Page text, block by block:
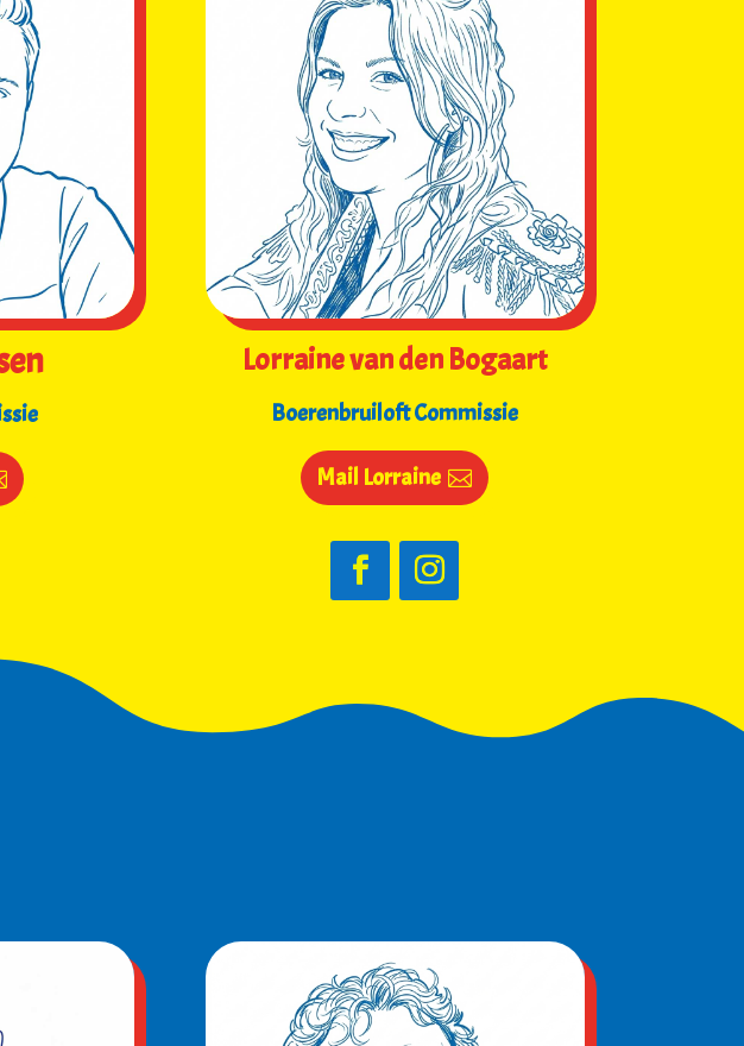
Lorraine van den Bogaart
Boerenbruiloft Commissie
Mail Lorraine